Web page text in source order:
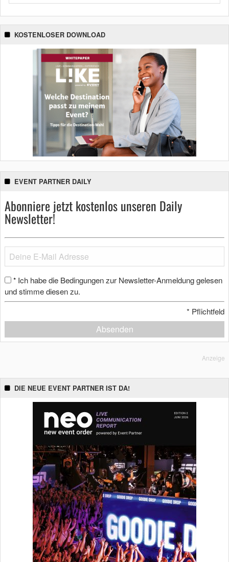
KOSTENLOSER DOWNLOAD
EVENT PARTNER DAILY
Abonniere jetzt kostenlos unseren Daily
Newsletter!
* Ich habe die Bedingungen zur Newsletter-Anmeldung gelesen
und stimme diesen zu.
* Pflichtfeld
Absenden
Anzeige
DIE NEUE EVENT PARTNER IST DA!